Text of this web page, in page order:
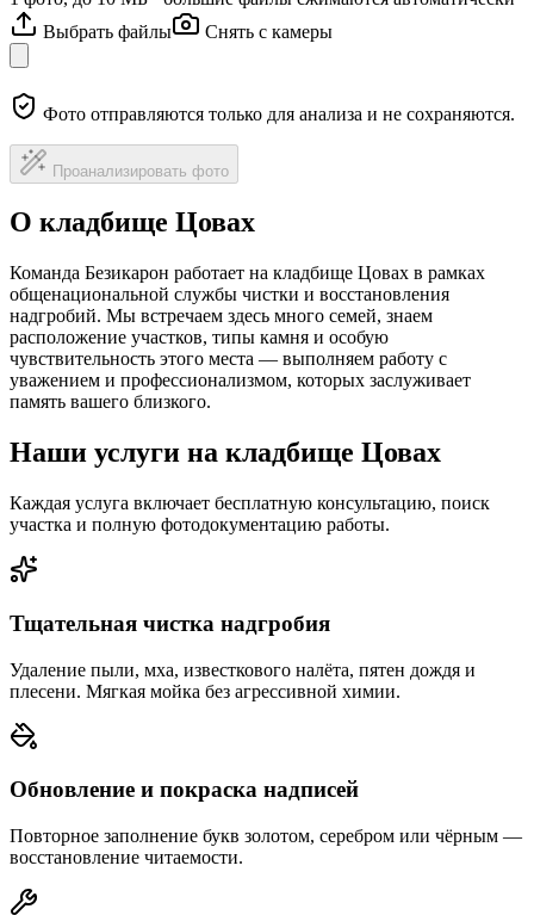
Выбрать файлы
Снять с камеры
Фото отправляются только для анализа и не сохраняются.
Проанализировать фото
О кладбище Цовах
Команда Безикарон работает на кладбище Цовах в рамках
общенациональной службы чистки и восстановления
надгробий. Мы встречаем здесь много семей, знаем
расположение участков, типы камня и особую
чувствительность этого места — выполняем работу с
уважением и профессионализмом, которых заслуживает
память вашего близкого.
Наши услуги на кладбище Цовах
Каждая услуга включает бесплатную консультацию, поиск
участка и полную фотодокументацию работы.
Тщательная чистка надгробия
Удаление пыли, мха, известкового налёта, пятен дождя и
плесени. Мягкая мойка без агрессивной химии.
Обновление и покраска надписей
Повторное заполнение букв золотом, серебром или чёрным —
восстановление читаемости.